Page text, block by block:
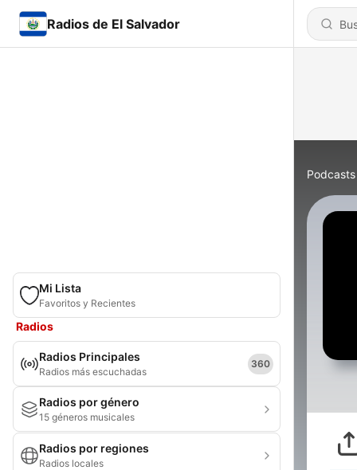
Radios de El Salvador
Mi Lista
Favoritos y Recientes
Radios
Radios Principales
Radios más escuchadas
360
Radios por género
15 géneros musicales
Radios por regiones
Radios locales
Podcasts